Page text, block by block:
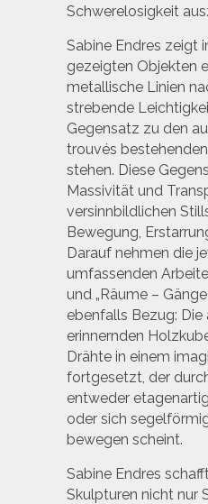
Schwerelosigkeit
Sabine Endres zeigt
gezeigten Objekten
metallische Linien
strebende
Gegensatz zu den
trouvés
stehen. Diese
Massivität und
versinnbildlichen
Bewegung,
Darauf nehmen die
umfassenden
und „Räume –
ebenfalls Bezug: Die
erinnernden
Drähte in einem
fortgesetzt, der
entweder
oder sich
bewegen scheint.
Sabine Endres
Skulpturen nicht nur